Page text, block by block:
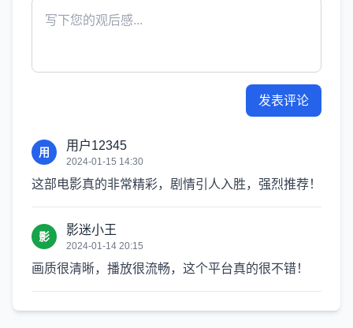
发表评论
用 用户12345
2024-01-15 14:30
这部电影真的非常精彩，剧情引人入胜，强烈推荐！
影 影迷小王
2024-01-14 20:15
画质很清晰，播放很流畅，这个平台真的很不错！